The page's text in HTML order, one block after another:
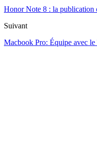
Honor Note 8 : la publication
Suivant
Macbook Pro: Équipe avec